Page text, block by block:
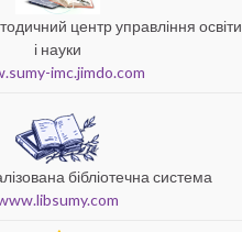
центр управління освіти
і науки
imc.jimdo.com
бібліотечна система